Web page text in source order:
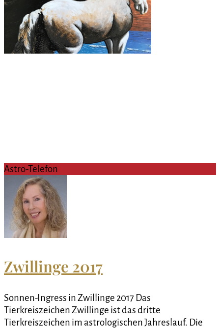
Astro-Telefon
Zwillinge 2017
Sonnen-Ingress in Zwillinge 2017 Das
Tierkreiszeichen Zwillinge ist das dritte
Tierkreiszeichen im astrologischen Jahreslauf. Die